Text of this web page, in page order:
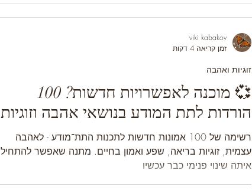
💞 מוכנה לאפשרויות חדשות? 100
הורדות לתת המודע בנושאי אהבה וזוגיות
רשימה של 100 אמונות חדשות לתכנות התת־מודע - לאהבה
עצמית, זוגיות בריאה, שפע ואמון בחיים. מתנה שאפשר להתחיל
איתה שינוי פנימי כבר עכשיו
זוגיות ואהבה
viki kabakov
זמן קריאה 4 דקות